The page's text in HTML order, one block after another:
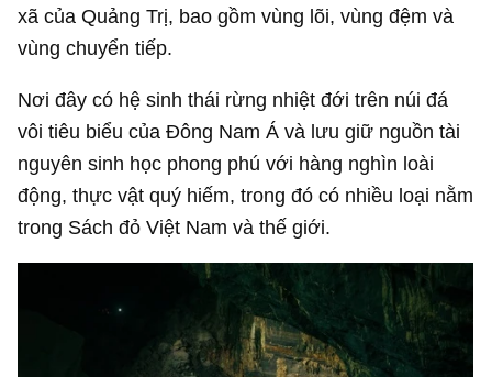
xã của Quảng Trị, bao gồm vùng lõi, vùng đệm và
vùng chuyển tiếp.
Nơi đây có hệ sinh thái rừng nhiệt đới trên núi đá
vôi tiêu biểu của Đông Nam Á và lưu giữ nguồn tài
nguyên sinh học phong phú với hàng nghìn loài
động, thực vật quý hiếm, trong đó có nhiều loại nằm
trong Sách đỏ Việt Nam và thế giới.